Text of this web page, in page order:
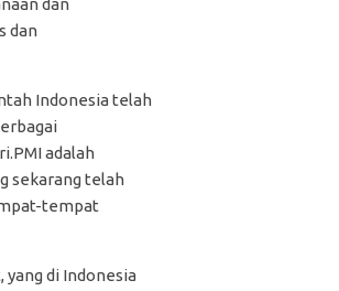
dan
dan
Indonesia telah
adalah
sekarang telah
tempat
yang di Indonesia